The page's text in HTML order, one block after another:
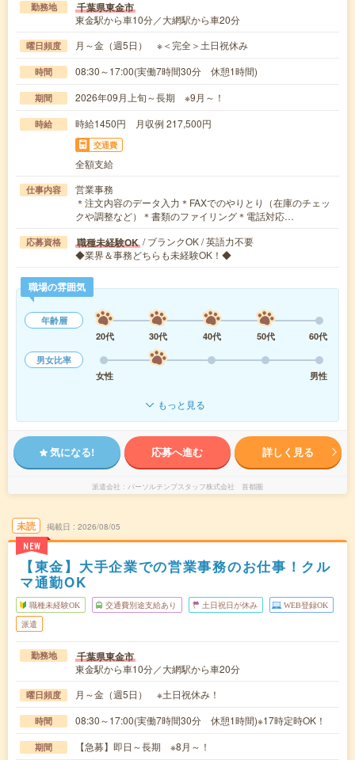
勤務地 千葉県東金市
東金駅から車10分／大網駅から車20分
曜日頻度 月～金（週5日） ※＜完全＞土日祝休み
時間 08:30～17:00(実働7時間30分 休憩1時間)
期間 2026年09月上旬～長期 ※9月～！
時給 時給1450円 月収例 217,500円
交通費
全額支給
仕事内容
営業事務
＊注文内容のデータ入力＊FAXでのやりとり（在庫のチェッ
クや調整など）＊書類のファイリング＊電話対応…
応募資格 職種未経験OK / ブランクOK / 英語力不要
◆業界＆事務どちらも未経験OK！◆
職場の雰囲気
年齢層
20代
30代 40代 50代
60代
男女比率
女性
男性
もっと見る
気になる! 応募へ進む 詳しく見る
派遣会社 パーソルテンプスタッフ株式会社 首都圏
未読
NEW
掲載日 2026/08/05
【東金】大手企業での営業事務のお仕事！クル
マ通勤OK
職種未経験OK 交通費別途支給あり 土日祝日が休み WEB登録OK
派遣
勤務地 千葉県東金市
東金駅から車10分／大網駅から車20分
曜日頻度 月～金（週5日） ※土日祝休み！
時間 08:30～17:00(実働7時間30分 休憩1時間)※17時定時OK！
期間 【急募】即日～長期 ※8月～！